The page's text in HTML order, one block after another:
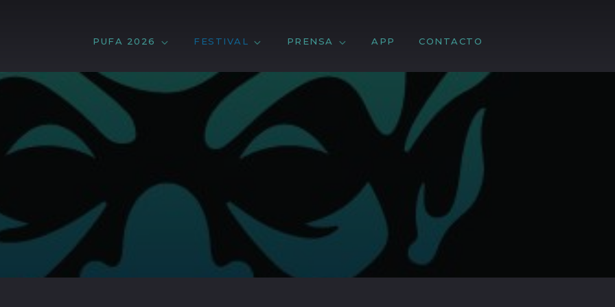
PUFA 2026 FESTIVAL PRENSA APP CONTACTO